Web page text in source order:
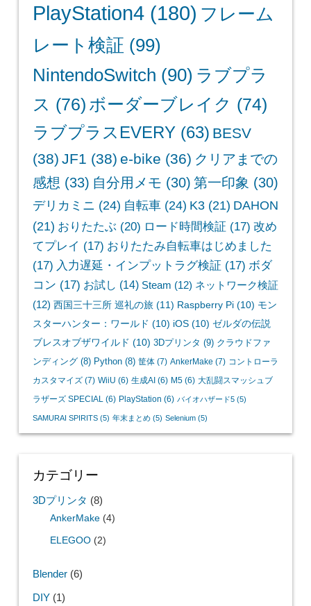
PlayStation4(180) フレーム
レート検証 (99)
NintendoSwitch (90) ラブプラ
ス (76) ボーダーブレイク (74)
ラブプラスEVERY(63) BESV
(38) JF1 (38) e-bike (36) クリアまでの
感想 (33) 自分用メモ (30) 第一印象 (30)
デリカミニ (24) 自転車(24) K3(21) DAHON
(21) おりたたぶ (20) ロード時間検証 (17) 改め
てプレイ (17) おりたたみ自転車はじめました
(17) 入力遅延・インプットラグ検証 (17) ボダ
コン (17) お試し (14) Steam (12) ネットワーク検証
(12) 西国三十三所 巡礼の旅(11) Raspberry Pi(10) モン
スターハンター：ワールド (10) iOS(10) ゼルダの伝説
ブレスオブザワイルド (10) 3Dプリンタ (9) クラウドファ
ンディング(8) Python(8) 筐体(7) AnkerMake (7) コントローラ
カスタマイズ(7) WiiU (6) 生成AI (6) M5(6) 大乱闘スマッシュブ
ラザーズ SPECIAL (6) PlayStation (6) バイオハザード5(5)
SAMURAI SPIRITS(5) 年末まとめ(5) Selenium(5)
カテゴリー
3Dプリンタ (8)
AnkerMake(4)
ELEGOO(2)
Blender(6)
DIY(1)